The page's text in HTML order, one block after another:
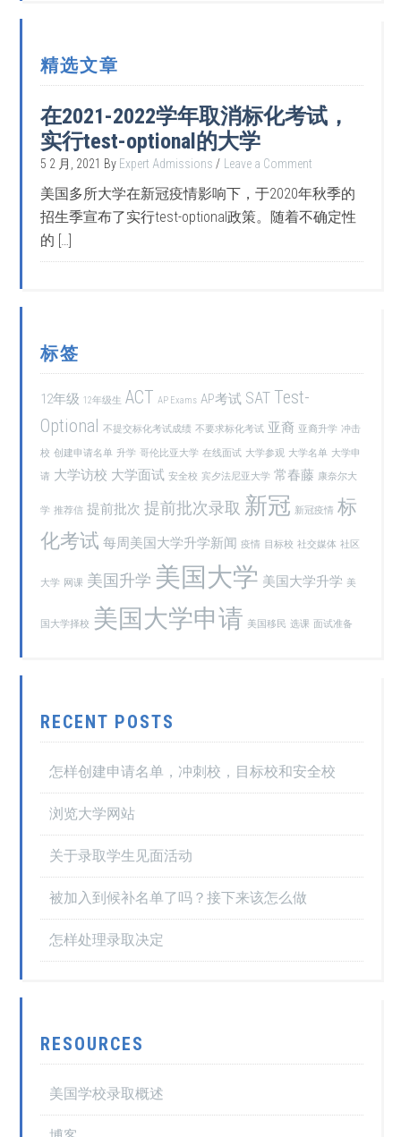
精选文章
在2021-2022学年取消标化考试，
实行test-optional的大学
5 2 月, 2021 By Expert Admissions Leave a Comment
美国多所大学在新冠疫情影响下，于2020年秋季的
招生季宣布了实行test-optional政策。随着不确定性
的 […]
标签
12年级 12年级生 ACT AP Exams AP考试 SAT Test-
Optional 不提交标化考试成绩 不要求标化考试 亚裔 亚裔升学 冲击
校 创建申请名单 升学 哥伦比亚大学 在线面试 大学参观 大学名单 大学申
请 大学访校 大学面试 安全校 宾夕法尼亚大学 常春藤 康奈尔大
学 推荐信 提前批次 提前批次录取 新冠 新冠疫情 标
化考试 每周美国大学升学新闻 疫情 目标校 社交媒体 社区
大学 网课 美国升学 美国大学 美国大学升学 美
国大学择校 美国大学申请 美国移民 选课 面试准备
RECENT POSTS
怎样创建申请名单，冲刺校，目标校和安全校
浏览大学网站
关于录取学生见面活动
被加入到候补名单了吗？接下来该怎么做
怎样处理录取决定
RESOURCES
美国学校录取概述